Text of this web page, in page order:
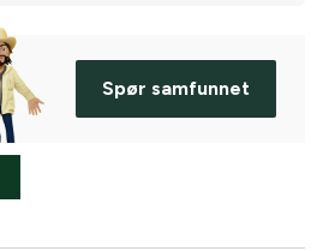
Spør samfunnet